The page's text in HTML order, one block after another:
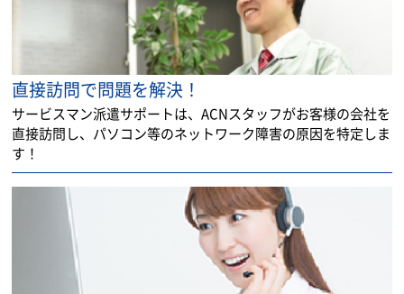
直接訪問で問題を解決！
サービスマン派遣サポートは、ACNスタッフがお客様の会社を
直接訪問し、パソコン等のネットワーク障害の原因を特定しま
す！